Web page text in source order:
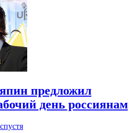
предложил
день россиянам